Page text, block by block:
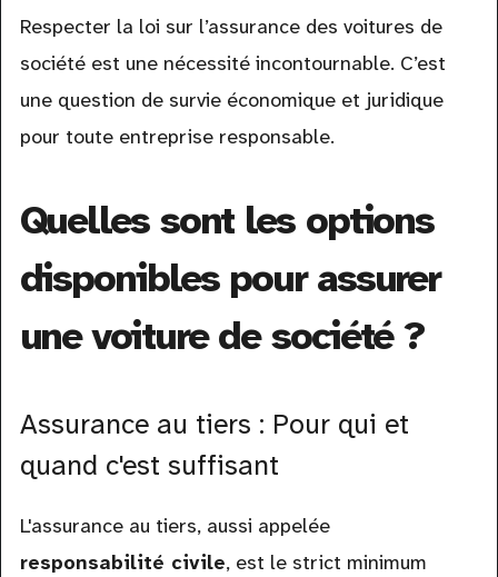
Respecter la loi sur l’assurance des voitures de
société est une nécessité incontournable. C’est
une question de survie économique et juridique
pour toute entreprise responsable.
Quelles sont les options
disponibles pour assurer
une voiture de société ?
Assurance au tiers : Pour qui et
quand c'est suffisant
L'assurance au tiers, aussi appelée
responsabilité civile, est le strict minimum